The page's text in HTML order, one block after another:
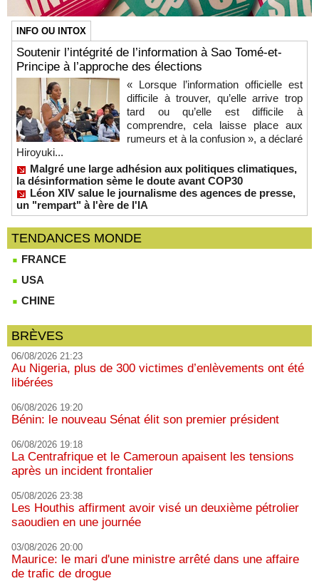
INFO OU INTOX
Soutenir l’intégrité de l’information à Sao Tomé-et-
Principe à l’approche des élections
« Lorsque l’information officielle est
difficile à trouver, qu’elle arrive trop
tard ou qu’elle est difficile à
comprendre, cela laisse place aux
rumeurs et à la confusion », a déclaré
Hiroyuki...
Malgré une large adhésion aux politiques climatiques,
la désinformation sème le doute avant COP30
Léon XIV salue le journalisme des agences de presse,
un "rempart" à l'ère de l'IA
TENDANCES MONDE
FRANCE
USA
CHINE
BRÈVES
06/08/2026 21:23
Au Nigeria, plus de 300 victimes d’enlèvements ont été
libérées
06/08/2026 19:20
Bénin: le nouveau Sénat élit son premier président
06/08/2026 19:18
La Centrafrique et le Cameroun apaisent les tensions
après un incident frontalier
05/08/2026 23:38
Les Houthis affirment avoir visé un deuxième pétrolier
saoudien en une journée
03/08/2026 20:00
Maurice: le mari d'une ministre arrêté dans une affaire
de trafic de drogue